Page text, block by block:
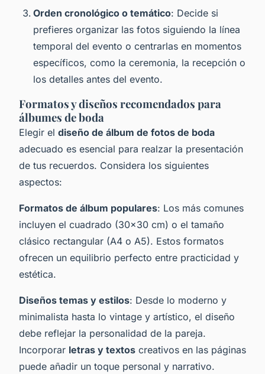
Orden cronológico o temático: Decide si
prefieres organizar las fotos siguiendo la línea
temporal del evento o centrarlas en momentos
específicos, como la ceremonia, la recepción o
los detalles antes del evento.
Formatos y diseños recomendados para
álbumes de boda
Elegir el diseño de álbum de fotos de boda
adecuado es esencial para realzar la presentación
de tus recuerdos. Considera los siguientes
aspectos:
Formatos de álbum populares: Los más comunes
incluyen el cuadrado (30x30 cm) o el tamaño
clásico rectangular (A4 o A5). Estos formatos
ofrecen un equilibrio perfecto entre practicidad y
estética.
Diseños temas y estilos: Desde lo moderno y
minimalista hasta lo vintage y artístico, el diseño
debe reflejar la personalidad de la pareja.
Incorporar letras y textos creativos en las páginas
puede añadir un toque personal y narrativo.